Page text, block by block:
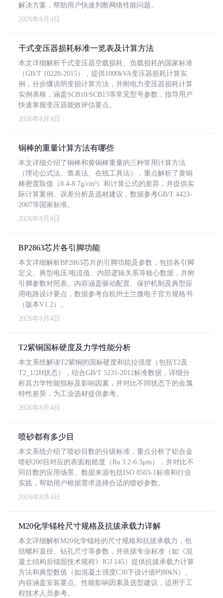
解决方案，帮助用户快速判断网络性能问题。
2026年8月4日
干式变压器损耗标准一览表及计算方法
本文详细解析干式变压器空载损耗、负载损耗的国家标准
（GB/T 10228-2015），提供1000kVA变压器损耗计算实
例，分步骤说明变损计算方法，并附电力变压器损耗计算
实例表格，涵盖SCB10/SCB13等常见型号参数，指导用户
快速掌握变压器能效评估要点。
2026年8月4日
铜棒的重量计算方法有哪些
本文详细介绍了铜棒和黄铜棒重量的三种常用计算方法
（理论公式法、查表法、在线工具法），重点解析了黄铜
棒密度取值（8.4-8.7g/cm³）和计算公式的差异，并提供实
际计算案例、误差分析及选材建议，数据参考GB/T 4423-
2007等国家标准。
2026年8月4日
BP2863芯片各引脚功能
本文详细解析BP2863芯片的引脚功能及参数，包括各引脚
定义、典型电压/电流值、内部逻辑关系等核心数据，并附
引脚参数对照表。内容涵盖驱动配置、保护机制及典型应
用电路设计要点，数据参考自杭州士兰微电子官方规格书
（版本V1.2）。
2026年8月4日
T2紫铜国标硬度及力学性能分析
本文系统解读T2紫铜的国标硬度和抗拉强度（包括T2及
T2_1/2H状态），结合GB/T 5231-2012标准数据，详细分
析其力学性能指标及影响因素，并对比不同状态下的金属
特性差异，为工业选材提供参考。
2026年8月4日
喷砂都有多少目
本文系统介绍了喷砂目数的分级标准，重点分析了铝合金
喷砂200目对应的表面粗糙度（Ra 3.2-6.3μm），并对比不
同目数的应用场景。数据来源包括ISO 8503-1标准和行业
实践，帮助用户根据需求选择合适的喷砂参数。
2026年8月4日
M20化学锚栓尺寸规格及抗拔承载力详解
本文详细解析M20化学锚栓的尺寸规格和抗拔承载力，包
括螺杆直径、钻孔尺寸等参数，并依据专业标准（如《混
凝土结构后锚固技术规程》JGJ 145）提供抗拔承载力计算
方法和典型数值（如混凝土强度C30下设计值约80kN）。
内容涵盖安装要点、性能影响因素及选型建议，适用于工
程技术人员参考。